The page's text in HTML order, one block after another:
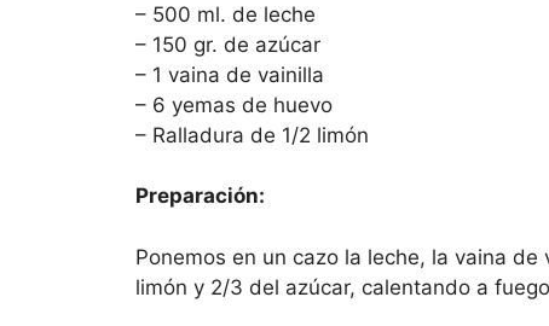
– 500 ml. de leche
– 150 gr. de azúcar
– 1 vaina de vainilla
– 6 yemas de huevo
– Ralladura de 1/2 limón
Preparación:
Ponemos en un cazo la leche, la vaina
limón y 2/3 del azúcar, calentando a